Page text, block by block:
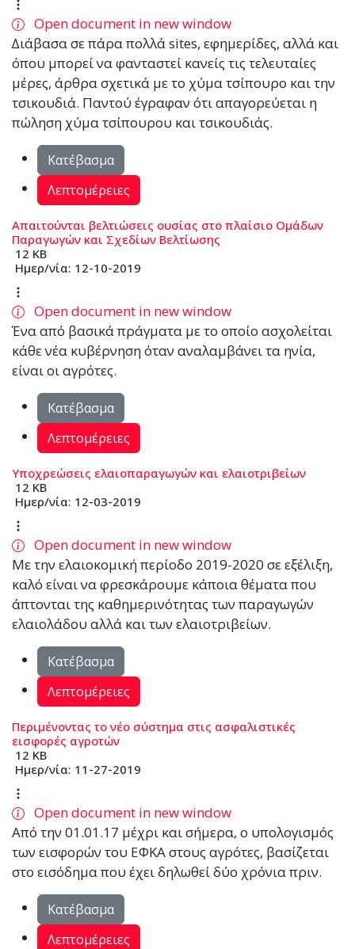
Open document in new window
∆ιάβασα σε πάρα πολλά sites, εφηµερίδες, αλλά και
όπου µπορεί να φανταστεί κανείς τις τελευταίες
µέρες, άρθρα σχετικά µε το χύµα τσίπουρο και την
τσικουδιά. Παντού έγραφαν ότι απαγορεύεται η
πώληση χύµα τσίπουρου και τσικουδιάς.
Κατέβασμα
Λεπτομέρειες
Απαιτούνται βελτιώσεις ουσίας στο πλαίσιο Ομάδων
Παραγωγών και Σχεδίων Βελτίωσης
12 KB
Ημερ/νία: 12-10-2019
Open document in new window
Ένα από βασικά πράγµατα µε το οποίο ασχολείται
κάθε νέα κυβέρνηση όταν αναλαµβάνει τα ηνία,
είναι οι αγρότες.
Κατέβασμα
Λεπτομέρειες
Υποχρεώσεις ελαιοπαραγωγών και ελαιοτριβείων
12 KB
Ημερ/νία: 12-03-2019
Open document in new window
Με την ελαιοκοµική περίοδο 2019-2020 σε εξέλιξη,
καλό είναι να φρεσκάρουµε κάποια θέµατα που
άπτονται της καθηµερινότητας των παραγωγών
ελαιολάδου αλλά και των ελαιοτριβείων.
Κατέβασμα
Λεπτομέρειες
Περιμένοντας το νέο σύστημα στις ασφαλιστικές
εισφορές αγροτών
12 KB
Ημερ/νία: 11-27-2019
Open document in new window
Aπό την 01.01.17 μέχρι και σήµερα, ο υπολογισµός
των εισφορών του ΕΦΚΑ στους αγρότες, βασίζεται
στο εισόδηµα που έχει δηλωθεί δύο χρόνια πριν.
Κατέβασμα
Λεπτομέρειες